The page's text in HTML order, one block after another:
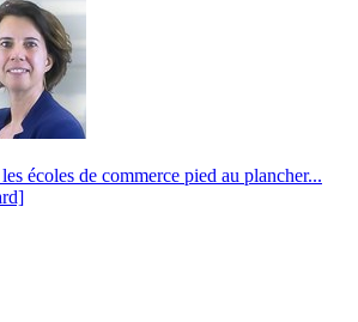
écoles de commerce pied au plancher...